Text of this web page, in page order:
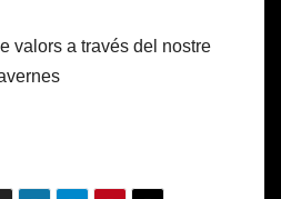
valors a través del nostre